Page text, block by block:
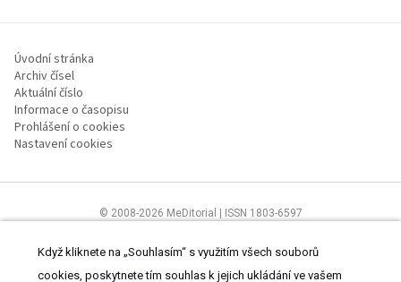
Úvodní stránka
Archiv čísel
Aktuální číslo
Informace o časopisu
Prohlášení o cookies
Nastavení cookies
© 2008-2026 MeDitorial | ISSN 1803-6597
zdravotnictví.Čtěte prohlášeníaZásady zpracování osobních údajů
Když kliknete na „Souhlasím“ s využitím všech souborů
cookies, poskytnete tím souhlas k jejich ukládání ve vašem